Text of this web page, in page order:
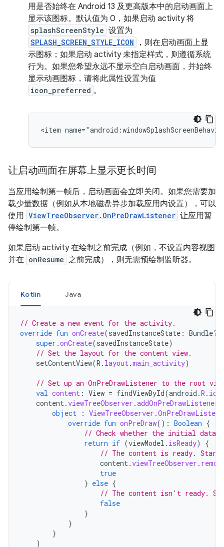
用是否始终在 Android 13 及更高版本中的启动画面上
显示该图标。默认值为 0，如果启动 activity 将
splashScreenStyle 设置为
SPLASH_SCREEN_STYLE_ICON
，则在启动画面上显
示图标；如果启动 activity 未指定样式，则遵循系统
行为。如果您希望永远不显示空白启动画面，并始终
显示动画图标，请将此属性设置为值
icon_preferred 。
让启动画面在屏幕上显示更长时间
当应用绘制第一帧后，启动画面会立即关闭。如果您需要加
载少量数据（例如从本地磁盘异步加载应用内设置），可以
使用 ViewTreeObserver.OnPreDrawListener 让应用暂
停绘制第一帧。
如果启动 activity 在绘制之前完成（例如，不设置内容视图
并在 onResume 之前完成），则无需预绘制监听器。
Kotlin Java
// Create a new event for the activity.
override fun onCreate(savedInstanceState : Bundle?)
super .onCreate(savedInstanceState)
// Set the layout for the content view.
setContentView(R . layout.main_activity)
// Set up an OnPreDrawListener to the root
val content : View = findViewById(android .R . id
content.viewTreeObserver .addOnPreDrawListener
object
: ViewTreeObserver .
override fun onPreDraw(): Boolean {
// Check whether the initial data
return if (viewModel . isReady)
{
// The content is ready. Start
content.viewTreeObserver .
true
} else {
// The content isn't ready.
false
}
}
}
)